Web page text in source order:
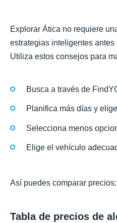
Explorar Ática no requiere
estrategias inteligentes
Utiliza estos consejos para
Busca a través de
Planifica más días y
Selecciona menos
Elige el vehículo
Así puedes comparar precios:
Tabla de precios de